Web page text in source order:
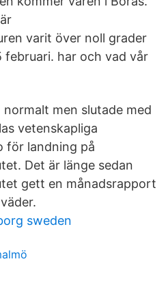
varit över noll grader
februari. har och vad vår
normalt men slutade med
vetenskapliga
för landning på
Det är länge sedan
gett en månadsrapport
sweden